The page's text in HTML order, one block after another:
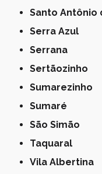
Santo
Serra Azul
Serrana
Sertãozinho
Sumarezinho
Sumaré
São Simão
Taquaral
Vila Albertina